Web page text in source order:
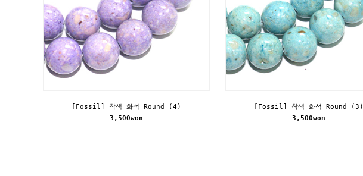
[Fossil] 착색 화석 Round (4)
3,500won
[Fossil] 착색 화석 Round (3)
3,500won